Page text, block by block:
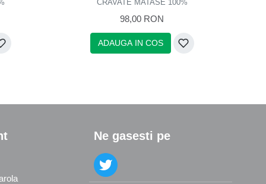
CRAVATE MATASE 100%
98,00 RON
ADAUGA IN COS
Ne gasesti pe